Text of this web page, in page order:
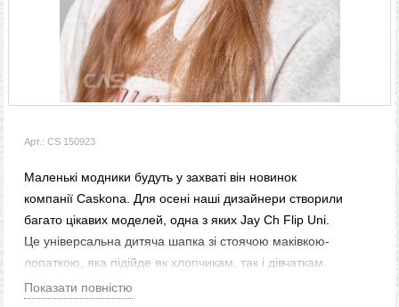
Арт.: CS 150923
Маленькі модники будуть у захваті він новинок
компанії Caskona. Для осені наші дизайнери створили
багато цікавих моделей, одна з яких Jay Ch Flip Uni.
Це універсальна дитяча шапка зі стоячою маківкою-
лопаткою, яка підійде як хлопчикам, так і дівчаткам.
Вона виготовлена з подвійного в'язаного полотна,
Показати повністю